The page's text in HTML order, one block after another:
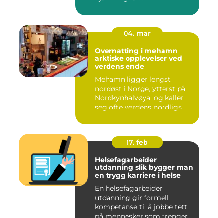
04. mar
Overnatting i mehamn
arktiske opplevelser ved
verdens ende
Mehamn ligger lengst
nordøst i Norge, ytterst på
Nordkynhalvøya, og kaller
seg ofte verdens nordligs...
17. feb
Helsefagarbeider
utdanning slik bygger man
en trygg karriere i helse
En helsefagarbeider
utdanning gir formell
kompetanse til å jobbe tett
på mennesker som trenger